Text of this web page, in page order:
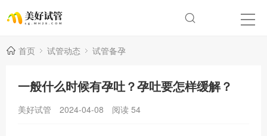
首页 试管动态 试管备孕
一般什么时候有孕吐？孕吐要怎样缓解？
美好试管 2024-04-08 阅读 54